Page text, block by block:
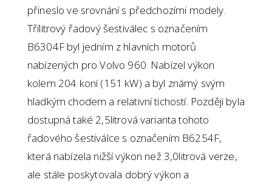
přineslo ve srovnání s předchozími modely.
Třílitrový řadový šestiválec s označením
B6304F byl jedním z hlavních motorů
nabízených pro Volvo 960. Nabízel výkon
kolem 204 koní (151 kW) a byl známý svým
hladkým chodem a relativní tichostí. Později byla
dostupná také 2,5litrová varianta tohoto
řadového šestiválce s označením B6254F,
která nabízela nižší výkon než 3,0litrová verze,
ale stále poskytovala dobrý výkon a